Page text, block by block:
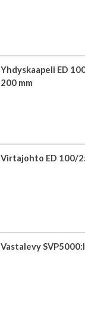
Yhdyskaapeli ED
200 mm
Virtajohto ED 100/
Vastalevy